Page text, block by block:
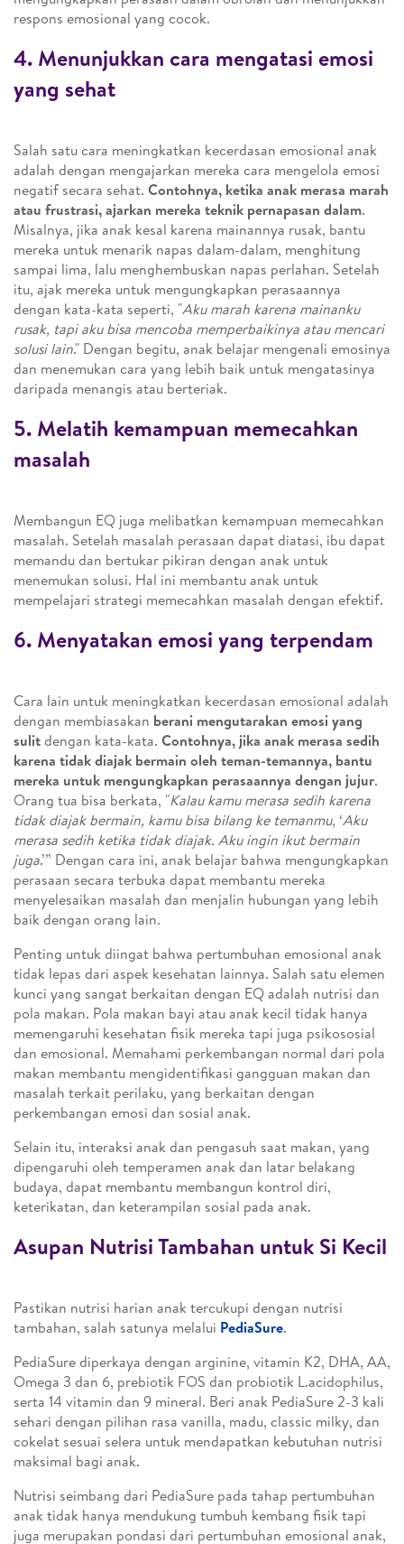
respons emosional yang cocok.
4. Menunjukkan cara mengatasi emosi
yang sehat
Salah satu cara meningkatkan kecerdasan emosional anak
adalah dengan mengajarkan mereka cara mengelola emosi
negatif secara sehat. Contohnya, ketika anak merasa marah
atau frustrasi, ajarkan mereka teknik pernapasan dalam.
Misalnya, jika anak kesal karena mainannya rusak, bantu
mereka untuk menarik napas dalam-dalam, menghitung
sampai lima, lalu menghembuskan napas perlahan. Setelah
itu, ajak mereka untuk mengungkapkan perasaannya
dengan kata-kata seperti, "Aku marah karena mainanku
rusak, tapi aku bisa mencoba memperbaikinya atau mencari
solusi lain." Dengan begitu, anak belajar mengenali emosinya
dan menemukan cara yang lebih baik untuk mengatasinya
daripada menangis atau berteriak.
5. Melatih kemampuan memecahkan
masalah
Membangun EQ juga melibatkan kemampuan memecahkan
masalah. Setelah masalah perasaan dapat diatasi, ibu dapat
memandu dan bertukar pikiran dengan anak untuk
menemukan solusi. Hal ini membantu anak untuk
mempelajari strategi memecahkan masalah dengan efektif.
6. Menyatakan emosi yang terpendam
Cara lain untuk meningkatkan kecerdasan emosional adalah
dengan membiasakan berani mengutarakan emosi yang
sulitdengan kata-kata. Contohnya, jika anak merasa sedih
karena tidak diajak bermain oleh teman-temannya, bantu
mereka untuk mengungkapkan perasaannya dengan jujur.
Orang tua bisa berkata, "Kalau kamu merasa sedih karena
tidak diajak bermain, kamu bisa bilang ke temanmu, ‘Aku
merasa sedih ketika tidak diajak. Aku ingin ikut bermain
juga.’” Dengan cara ini, anak belajar bahwa mengungkapkan
perasaan secara terbuka dapat membantu mereka
menyelesaikan masalah dan menjalin hubungan yang lebih
baik dengan orang lain.
Penting untuk diingat bahwa pertumbuhan emosional anak
tidak lepas dari aspek kesehatan lainnya. Salah satu elemen
kunci yang sangat berkaitan dengan EQ adalah nutrisi dan
pola makan. Pola makan bayi atau anak kecil tidak hanya
memengaruhi kesehatan fisik mereka tapi juga psikososial
dan emosional. Memahami perkembangan normal dari pola
makan membantu mengidentifikasi gangguan makan dan
masalah terkait perilaku, yang berkaitan dengan
perkembangan emosi dan sosial anak.
Selain itu, interaksi anak dan pengasuh saat makan, yang
dipengaruhi oleh temperamen anak dan latar belakang
budaya, dapat membantu membangun kontrol diri,
keterikatan, dan keterampilan sosial pada anak.
Asupan Nutrisi Tambahan untuk Si Kecil
Pastikan nutrisi harian anak tercukupi dengan nutrisi
tambahan, salah satunya melalui PediaSure.
PediaSure diperkaya dengan arginine, vitamin K2, DHA, AA,
Omega 3 dan 6, prebiotik FOS dan probiotik L.acidophilus,
serta 14 vitamin dan 9 mineral. Beri anak PediaSure 2-3 kali
sehari dengan pilihan rasa vanilla, madu, classic milky, dan
cokelat sesuai selera untuk mendapatkan kebutuhan nutrisi
maksimal bagi anak.
Nutrisi seimbang dari PediaSure pada tahap pertumbuhan
anak tidak hanya mendukung tumbuh kembang fisik tapi
juga merupakan pondasi dari pertumbuhan emosional anak,